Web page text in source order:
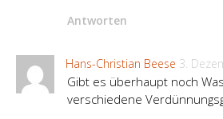
Antworten
Hans-Christian Beese 3.
Gibt es überhaupt noch
verschiedene